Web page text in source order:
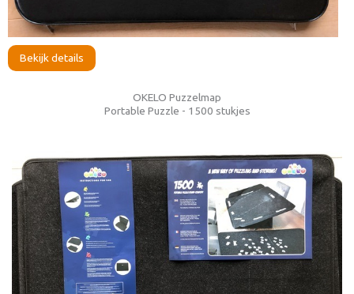
Bekijk details
OKELO Puzzelmap
Portable Puzzle - 1500 stukjes